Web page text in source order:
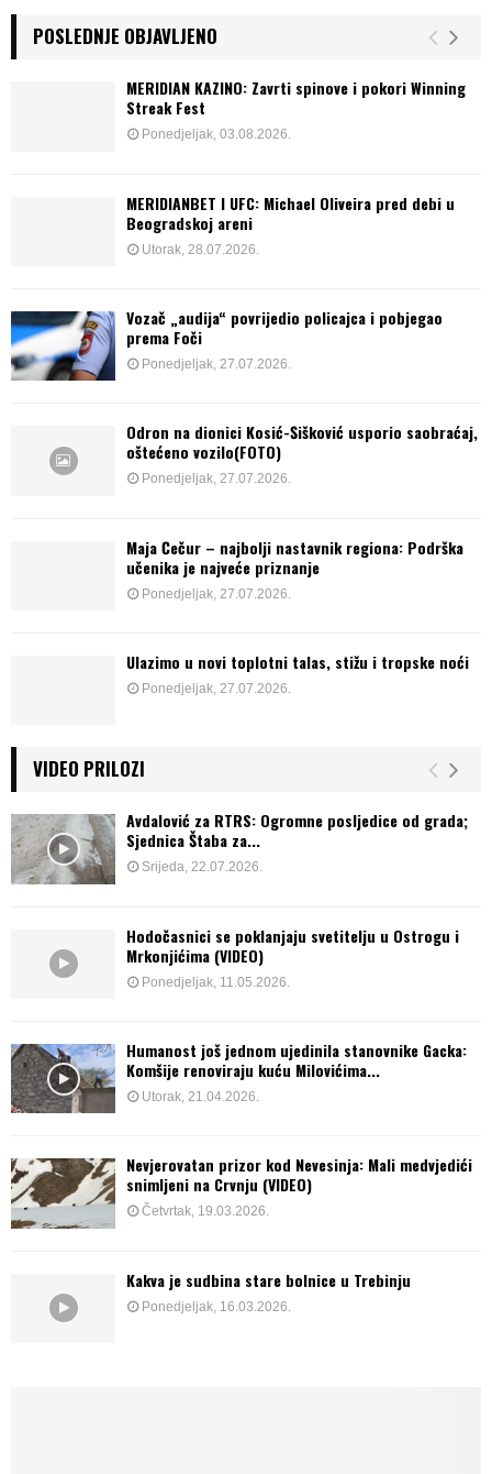
POSLEDNJE OBJAVLJENO
MERIDIAN KAZINO: Zavrti spinove i pokori Winning
Streak Fest
Ponedjeljak, 03.08.2026.
MERIDIANBET I UFC: Michael Oliveira pred debi u
Beogradskoj areni
Utorak, 28.07.2026.
Vozač „audija“ povrijedio policajca i pobjegao
prema Foči
Ponedjeljak, 27.07.2026.
Odron na dionici Kosić-Šišković usporio saobraćaj,
oštećeno vozilo(FOTO)
Ponedjeljak, 27.07.2026.
Maja Čečur – najbolji nastavnik regiona: Podrška
učenika je najveće priznanje
Ponedjeljak, 27.07.2026.
Ulazimo u novi toplotni talas, stižu i tropske noći
Ponedjeljak, 27.07.2026.
VIDEO PRILOZI
Avdalović za RTRS: Ogromne posljedice od grada;
Sjednica Štaba za...
Srijeda, 22.07.2026.
Hodočasnici se poklanjaju svetitelju u Ostrogu i
Mrkonjićima (VIDEO)
Ponedjeljak, 11.05.2026.
Humanost još jednom ujedinila stanovnike Gacka:
Komšije renoviraju kuću Milovićima...
Utorak, 21.04.2026.
Nevjerovatan prizor kod Nevesinja: Mali medvjedići
snimljeni na Crvnju (VIDEO)
Četvrtak, 19.03.2026.
Kakva je sudbina stare bolnice u Trebinju
Ponedjeljak, 16.03.2026.